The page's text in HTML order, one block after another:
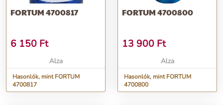
FORTUM 4700817
6 150 Ft
Alza
Hasonlók, mint FORTUM
4700817
FORTUM 4700800
13 900 Ft
Alza
Hasonlók, mint FORTUM
4700800